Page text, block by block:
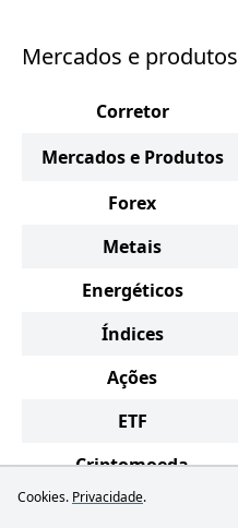
Mercados e produtos
Corretor
Mercados e Produtos
Forex
Metais
Energéticos
Índices
Ações
ETF
Criptomoeda
Mercadorias Suaves
Cookies. Privacidade.